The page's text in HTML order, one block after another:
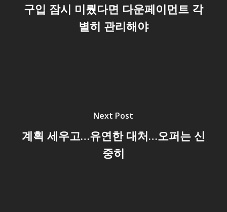
구입 잠시 미뤘다면 다운페이먼트 각
별히 관리해야
Next Post
계획 세우고…유연한 대처…오퍼는 신
중히